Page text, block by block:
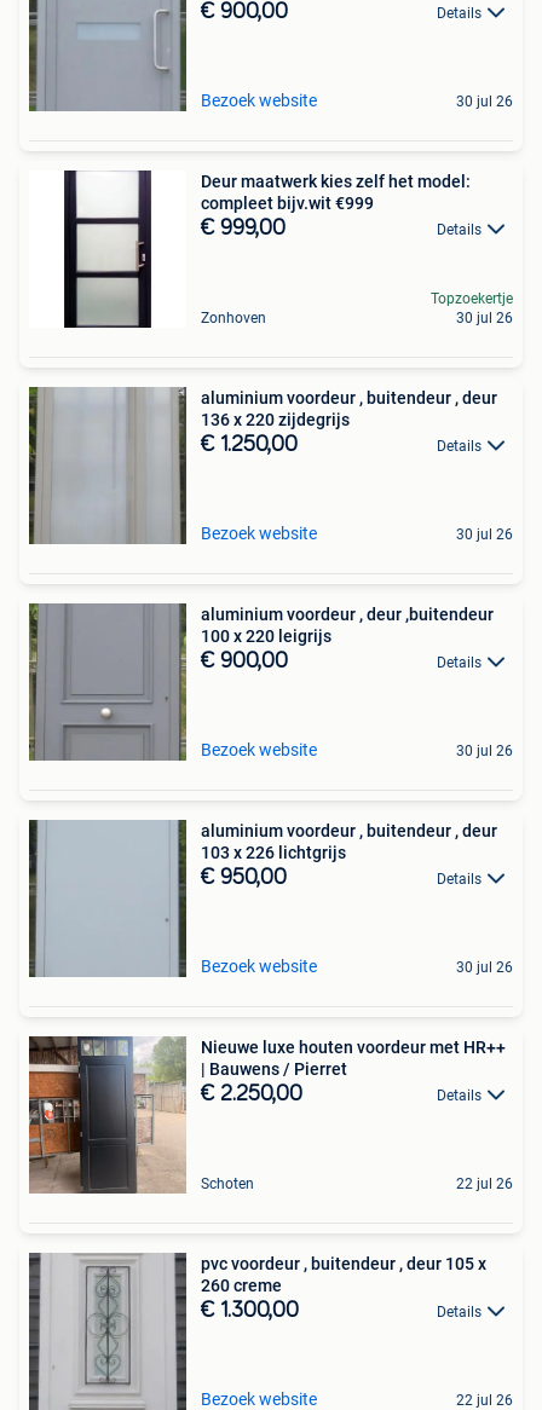
€ 900,00 Details
Bezoek website 30 jul 26
Deur maatwerk kies zelf het model:
compleet bijv.wit €999
€ 999,00 Details
Zonhoven
Topzoekertje
30 jul 26
aluminium voordeur , buitendeur , deur
136 x 220 zijdegrijs
€ 1.250,00 Details
Bezoek website 30 jul 26
aluminium voordeur , deur ,buitendeur
100 x 220 leigrijs
€ 900,00 Details
Bezoek website 30 jul 26
aluminium voordeur , buitendeur , deur
103 x 226 lichtgrijs
€ 950,00 Details
Bezoek website 30 jul 26
Nieuwe luxe houten voordeur met HR++
| Bauwens / Pierret
€ 2.250,00 Details
Schoten 22 jul 26
pvc voordeur , buitendeur , deur 105 x
260 creme
€ 1.300,00 Details
Bezoek website 22 jul 26